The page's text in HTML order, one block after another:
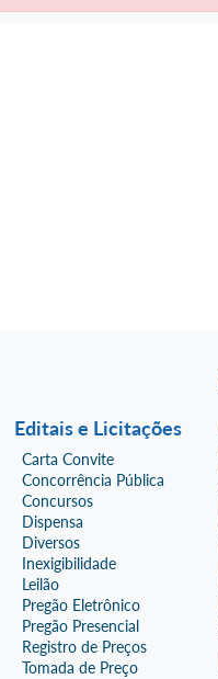
Editais e Licitações
Carta Convite
Concorrência Pública
Concursos
Dispensa
Diversos
Inexigibilidade
Leilão
Pregão Eletrônico
Pregão Presencial
Registro de Preços
Tomada de Preço